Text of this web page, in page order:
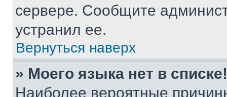
сервере. Сообщите
устранил ее.
Вернуться наверх
» Моего языка нет в списке!
Наиболее вероятные